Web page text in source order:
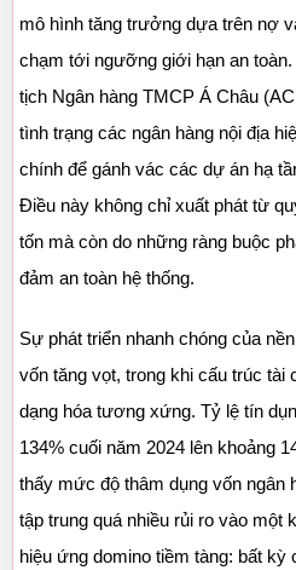
mô hình tăng trưởng dựa trên nợ
chạm tới ngưỡng giới hạn an
tịch Ngân hàng TMCP Á Châu
tình trạng các ngân hàng nội địa
chính để gánh vác các dự án hạ
Điều này không chỉ xuất phát từ
tốn mà còn do những ràng buộc
đảm an toàn hệ thống.
Sự phát triển nhanh chóng của
vốn tăng vọt, trong khi cấu trúc
dạng hóa tương xứng. Tỷ lệ tín
134% cuối năm 2024 lên khoảng
thấy mức độ thâm dụng vốn ngân
tập trung quá nhiều rủi ro vào một
hiệu ứng domino tiềm tàng: bất